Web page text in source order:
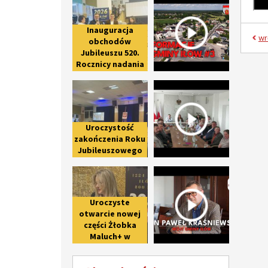
Inauguracja
obchodów
Jubileuszu 520.
Rocznicy nadania
Iłowowi -
fotorelacja
Uroczystość zakończenia Roku
Uroczystość
zakończenia Roku
Jubileuszowego
800-lecie pierwszej
wzmianki o Iłowie
Uroczyste
otwarcie nowej
części Żłobka
Maluch+ w
etapie